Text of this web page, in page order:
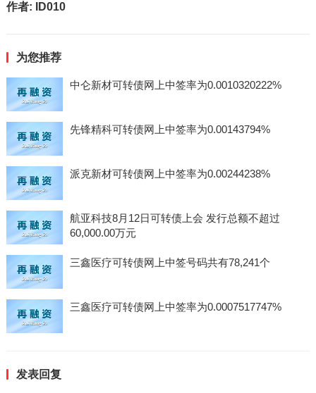
作者: ID010
为您推荐
中仑新材可转债网上中签率为0.0010320222%
先锋精科可转债网上中签率为0.00143794%
派克新材可转债网上中签率为0.00244238%
航亚科技8月12日可转债上会 发行总额不超过
60,000.00万元
三鑫医疗可转债网上中签号码共有78,241个
三鑫医疗可转债网上中签率为0.0007517747%
发表回复